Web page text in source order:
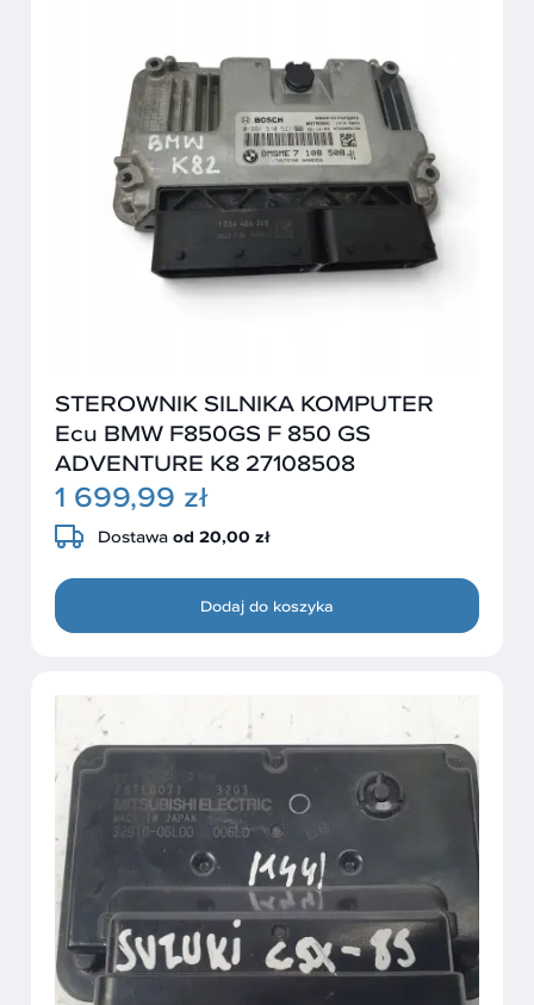
STEROWNIK SILNIKA KOMPUTER
Ecu BMW F850GS F 850 GS
ADVENTURE K8 27108508
1 699,99 zł
Dostawa od 20,00 zł
Dodaj do koszyka